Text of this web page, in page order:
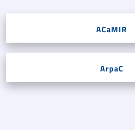
ACaMIR
ArpaC